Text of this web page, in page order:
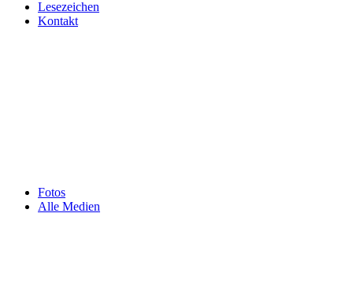
Fotos
Alle Medien
Lesezeichen
Kontakt